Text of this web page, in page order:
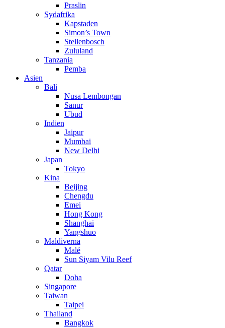
Praslin
Sydafrika
Kapstaden
Simon’s Town
Stellenbosch
Zululand
Tanzania
Pemba
Asien
Bali
Nusa Lembongan
Sanur
Ubud
Indien
Jaipur
Mumbai
New Delhi
Japan
Tokyo
Kina
Beijing
Chengdu
Emei
Hong Kong
Shanghai
Yangshuo
Maldiverna
Malé
Sun Siyam Vilu Reef
Qatar
Doha
Singapore
Taiwan
Taipei
Thailand
Bangkok